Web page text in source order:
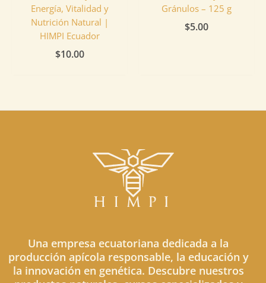
Energía, Vitalidad y
Nutrición Natural |
HIMPI Ecuador
$10.00
Gránulos – 125 g
$5.00
Una empresa ecuatoriana dedicada a la
producción apícola responsable, la educación y
la innovación en genética. Descubre nuestros